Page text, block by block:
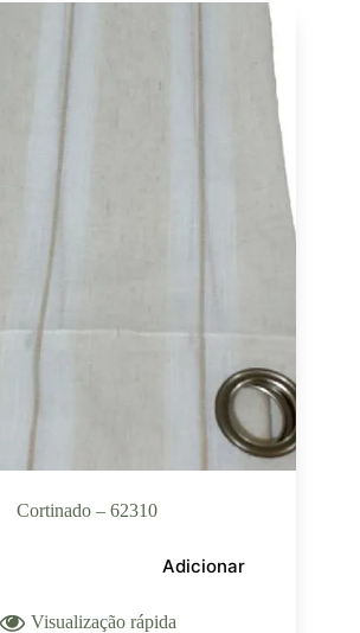
Cortinado – 62310
Adicionar
Visualização rápida